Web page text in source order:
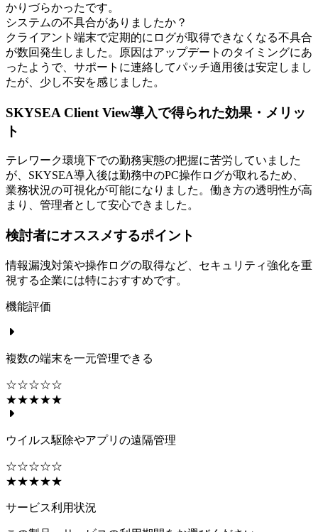
かりづらかったです。
システムの不具合がありましたか？
クライアント端末で定期的にログが取得できなくなる不具合
が数回発生しました。原因はアップデートのタイミングにあ
ったようで、サポートに連絡してパッチ適用後は安定しまし
たが、少し不安を感じました。
SKYSEA Client View導入で得られた効果・メリッ
ト
テレワーク環境下での勤務実態の把握に苦労していました
が、SKYSEA導入後は勤務中のPC操作ログが取れるため、
業務状況の可視化が可能になりました。働き方の透明性が高
まり、管理者として安心できました。
検討者にオススメするポイント
情報漏洩対策や操作ログの取得など、セキュリティ強化を重
視する企業には特におすすめです。
機能評価
複数の端末を一元管理できる
☆☆☆☆☆
★★★★★
ウイルス駆除やアプリの遠隔管理
☆☆☆☆☆
★★★★★
サービス利用状況